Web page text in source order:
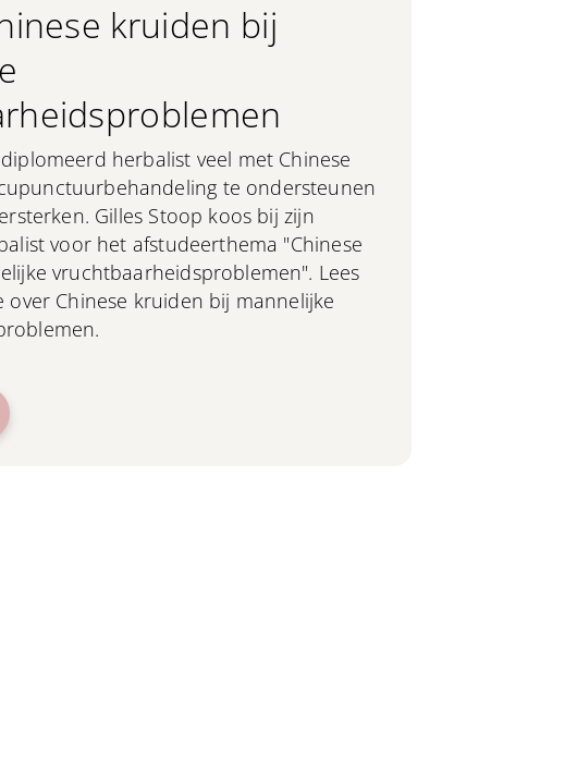
kruiden bij
herbalist veel met Chinese
te ondersteunen
Gilles Stoop koos bij zijn
voor het afstudeerthema "Chinese
vruchtbaarheidsproblemen". Lees
Chinese kruiden bij mannelijke